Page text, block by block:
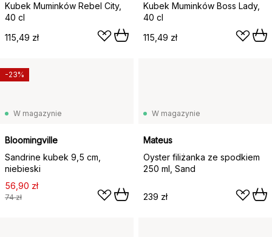
Kubek Muminków Rebel City,
40 cl
115,49 zł
Kubek Muminków Boss Lady,
40 cl
115,49 zł
W magazynie
Bloomingville
Sandrine kubek 9,5 cm,
niebieski
56,90 zł
74 zł
-23%
W magazynie
Mateus
Oyster filiżanka ze spodkiem
250 ml, Sand
239 zł